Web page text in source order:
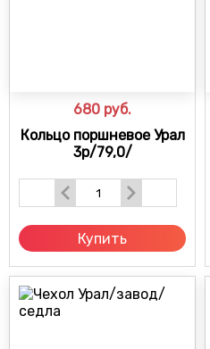
680 руб.
Кольцо поршневое Урал
3р/79,0/
Купить